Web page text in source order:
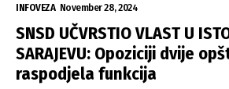
INFOVEZA November 28, 2024
SNSD UČVRSTIO VLAST U
SARAJEVU: Opoziciji dvije
raspodjela funkcija